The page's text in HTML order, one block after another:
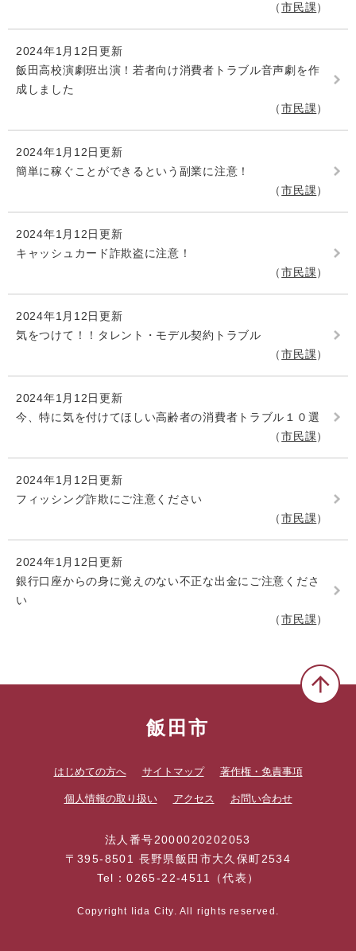
市民課
2024年1月12日更新
飯田高校演劇班出演！若者向け消費者トラブル音声劇を作
成しました
市民課
2024年1月12日更新
簡単に稼ぐことができるという副業に注意！
市民課
2024年1月12日更新
キャッシュカード詐欺盗に注意！
市民課
2024年1月12日更新
気をつけて！！タレント・モデル契約トラブル
市民課
2024年1月12日更新
今、特に気を付けてほしい高齢者の消費者トラブル１０選
市民課
2024年1月12日更新
フィッシング詐欺にご注意ください
市民課
2024年1月12日更新
銀行口座からの身に覚えのない不正な出金にご注意くださ
い
市民課
飯田市
はじめての方へ サイトマップ 著作権・免責事項
個人情報の取り扱い アクセス お問い合わせ
法人番号2000020202053
〒395-8501 長野県飯田市大久保町2534
Tel：0265-22-4511（代表）
Copyright Iida City. All rights reserved.